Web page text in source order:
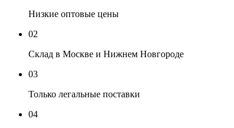
Низкие оптовые цены
02
Склад в Москве и Нижнем Новгороде
03
Только легальные поставки
04